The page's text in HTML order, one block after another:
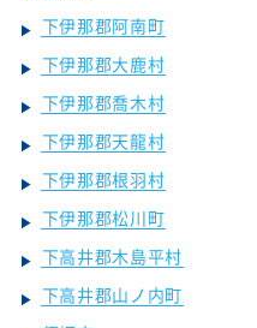
下伊那郡阿南町
下伊那郡大鹿村
下伊那郡喬木村
下伊那郡天龍村
下伊那郡根羽村
下伊那郡松川町
下高井郡木島平村
下高井郡山ノ内町